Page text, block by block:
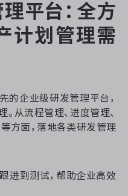
平台：全方
计划管理需
的企业级研发管理平台，
从流程管理、进度管理、
方面，落地各类研发管理
进到测试，帮助企业高效